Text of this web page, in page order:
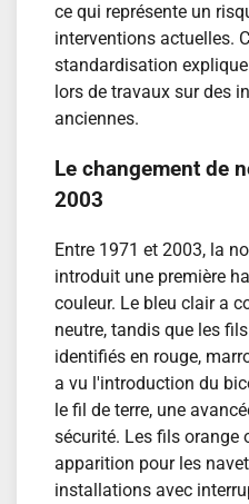
ce qui représente un
interventions actuelles.
standardisation
lors de travaux sur des
anciennes.
Le changement de
2003
Entre 1971 et 2003, la
introduit une première
couleur. Le bleu clair a
neutre, tandis que les
identifiés en rouge,
a vu l'introduction du
le fil de terre, une
sécurité. Les fils orange
apparition pour les
installations avec